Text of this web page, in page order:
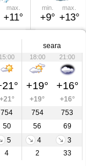
max.
+11°
min.
+9°
max.
+13°
seara
15:00 18:00 21:00
+19° +16°
+21° +19°
+16°
754 754
753
50 56
69
5 4
3
4 2 33